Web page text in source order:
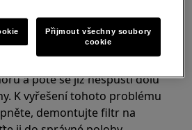
může jít o vakuum nebo
Během přepravy,
a poté se již nespustí dolů
K vyřešení tohoto problému
demontujte filtr na
Přijmout všechny soubory
cookie